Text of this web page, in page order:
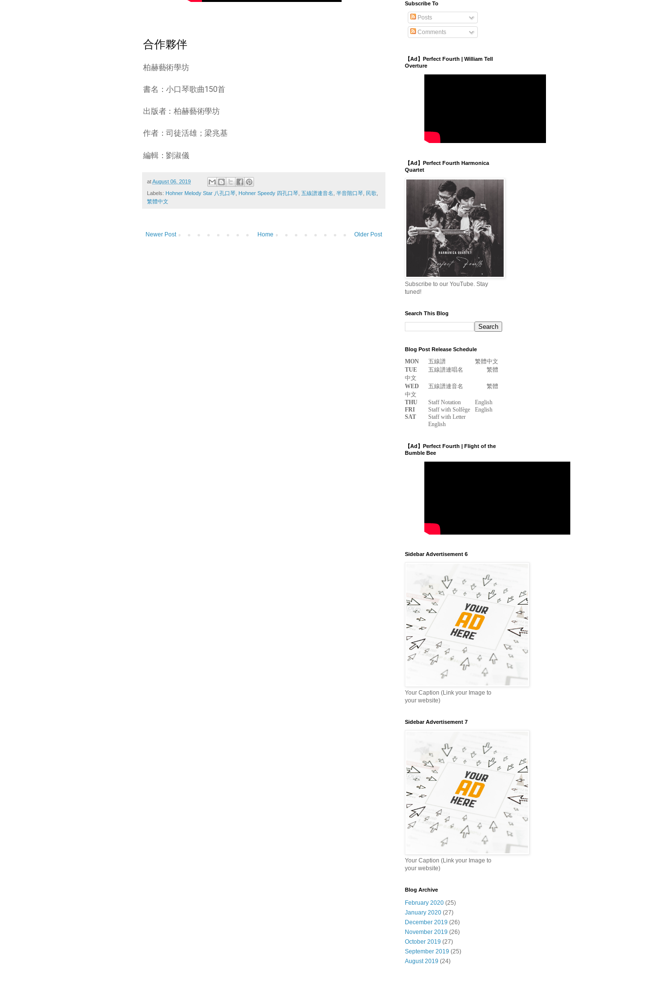
合作夥伴
柏赫藝術學坊
書名：小口琴歌曲150首
出版者：柏赫藝術學坊
作者：司徒活雄；梁兆基
編輯：劉淑儀
atAugust 06, 2019
Labels: Hohner Melody Star 八孔口琴 Hohner Speedy 四孔口琴 五線譜連音名 半音階口琴 民歌
繁體中文
Newer Post Older Post
Home
Subscribe To
Posts
Comments
【Ad】Perfect Fourth | William Tell
Overture
【Ad】Perfect Fourth Harmonica
Quartet
Subscribe to our YouTube. Stay
tuned!
Search This Blog
Blog Post Release Schedule
MON 五線譜
繁體中文
TUE
五線譜連唱名
繁體
中文
WED
五線譜連音名
繁體
中文
THU
Staff Notation
English
FRI
Staff with Solfège
English
SAT
Staff with Letter
English
【Ad】Perfect Fourth | Flight of the
Bumble Bee
Sidebar Advertisement 6
Your Caption (Link your Image to
your website)
Sidebar Advertisement 7
Your Caption (Link your Image to
your website)
Blog Archive
February 2020 (25)
January 2020 (27)
December 2019 (26)
November 2019 (26)
October 2019 (27)
September 2019 (25)
August 2019 (24)